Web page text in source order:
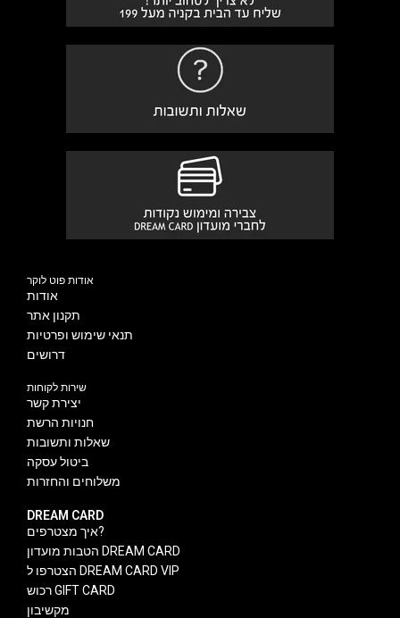
אודות פוט לוקר
אודות
תקנון אתר
תנאי שימוש ופרטיות
דרושים
שירות לקוחות
יצירת קשר
חנויות הרשת
שאלות ותשובות
ביטול עסקה
משלוחים והחזרות
DREAM CARD
איך מצטרפים?
הטבות מועדון DREAM CARD
הצטרפו ל DREAM CARD VIP
רכוש GIFT CARD
מקשיבון